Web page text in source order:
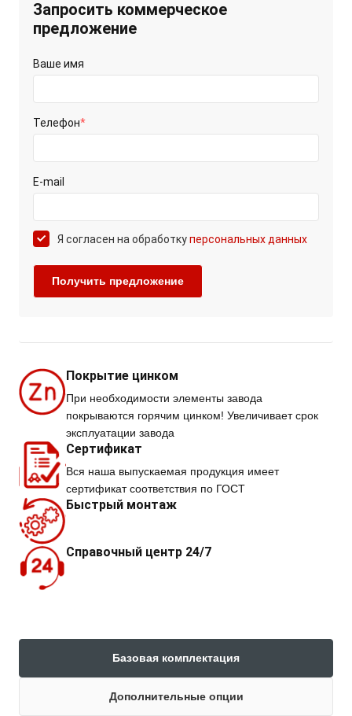
Запросить коммерческое
предложение
Ваше имя
Телефон*
E-mail
Я согласен на обработкуперсональных данных
Покрытие цинком
При необходимости элементы завода
покрываются горячим цинком! Увеличивает срок
эксплуатации завода
Сертификат
Вся наша выпускаемая продукция имеет
сертификат соответствия по ГОСТ
Быстрый монтаж
Справочный центр 24/7
Базовая комплектация
Дополнительные опции